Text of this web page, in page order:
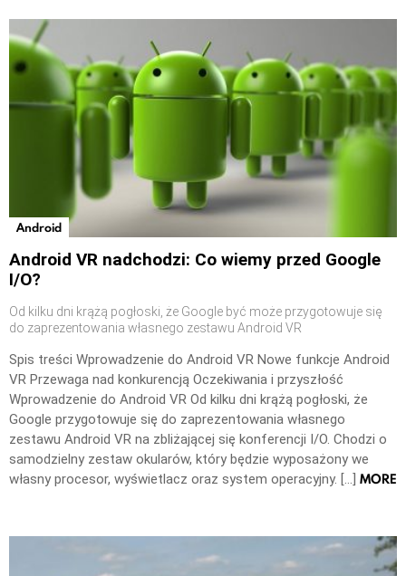
Android
Android VR nadchodzi: Co wiemy przed Google
I/O?
Od kilku dni krążą pogłoski, że Google być może przygotowuje się
do zaprezentowania własnego zestawu Android VR
Spis treści Wprowadzenie do Android VR Nowe funkcje Android
VR Przewaga nad konkurencją Oczekiwania i przyszłość
Wprowadzenie do Android VR Od kilku dni krążą pogłoski, że
Google przygotowuje się do zaprezentowania własnego
zestawu Android VR na zbliżającej się konferencji I/O. Chodzi o
samodzielny zestaw okularów, który będzie wyposażony we
własny procesor, wyświetlacz oraz system operacyjny. […] MORE